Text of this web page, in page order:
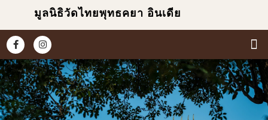
มูลนิธิวัดไทยพุทธคยา อินเดีย